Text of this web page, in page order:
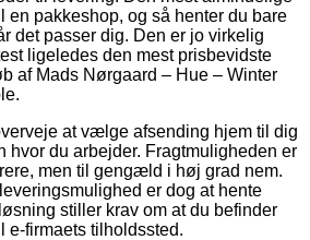
en pakkeshop, og så henter du bare
det passer dig. Den er jo virkelig
ligeledes den mest prisbevidste
af Mads Nørgaard – Hue – Winter
at vælge afsending hjem til dig
hvor du arbejder. Fragtmuligheden er
men til gengæld i høj grad nem.
er dog at hente
stiller krav om at du befinder
e-firmaets tilholdssted.